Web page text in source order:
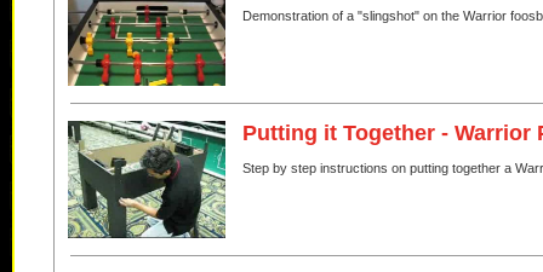
Demonstration of a "slingshot" on the Warrior
Putting it Together - Warrior
Step by step instructions on putting together a